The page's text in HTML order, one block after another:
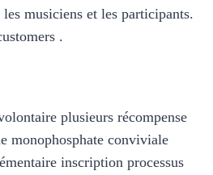
musiciens et les participants.
.
plusieurs récompense
monophosphate conviviale
inscription processus